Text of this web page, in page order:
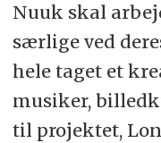
Nuuk skal
særlige ved
hele taget et
musiker,
til projektet,